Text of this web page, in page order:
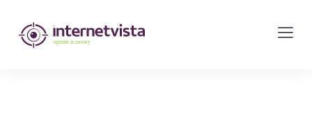
internetvista
monitoring